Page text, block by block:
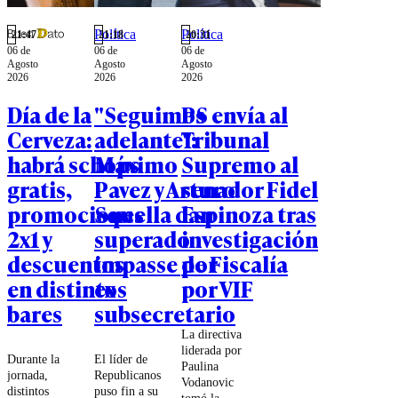
iniciativas
"la ruta del
21:47
06 de
Agosto
2026
Día de la
Cerveza:
habrá schops
gratis,
promociones
2x1 y
descuentos
en distintos
bares
Durante la
jornada,
distintos
Política
21:18
06 de
Agosto
2026
"Seguimos
adelante":
Máximo
Pavez y Arturo
Squella dan
superado
impasse por
ex
subsecretario
El líder de
Republicanos
puso fin a su
Política
20:31
06 de
Agosto
2026
PS envía al
Tribunal
Supremo al
senador Fidel
Espinoza tras
investigación
de Fiscalía
por VIF
La directiva
liderada por
Paulina
Vodanovic